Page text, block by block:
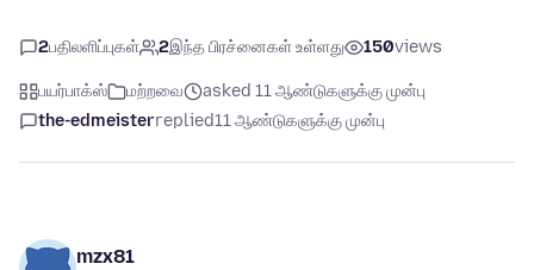
2பதிலளிப்புகள் 2இந்த பிரச்னைகள் உள்ளது 150views
பயர்பாக்ஸ் மற்றவை
asked 11 ஆண்டுகளுக்கு முன்பு
the-edmeisterreplied11 ஆண்டுகளுக்கு முன்பு
mzx81